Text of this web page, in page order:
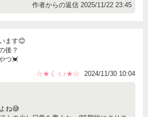
作者からの返信 2025/11/22 23:45
ます😊
後？
つ💓
☆★くぅ♪★☆
2024/11/30 10:04
ね😅